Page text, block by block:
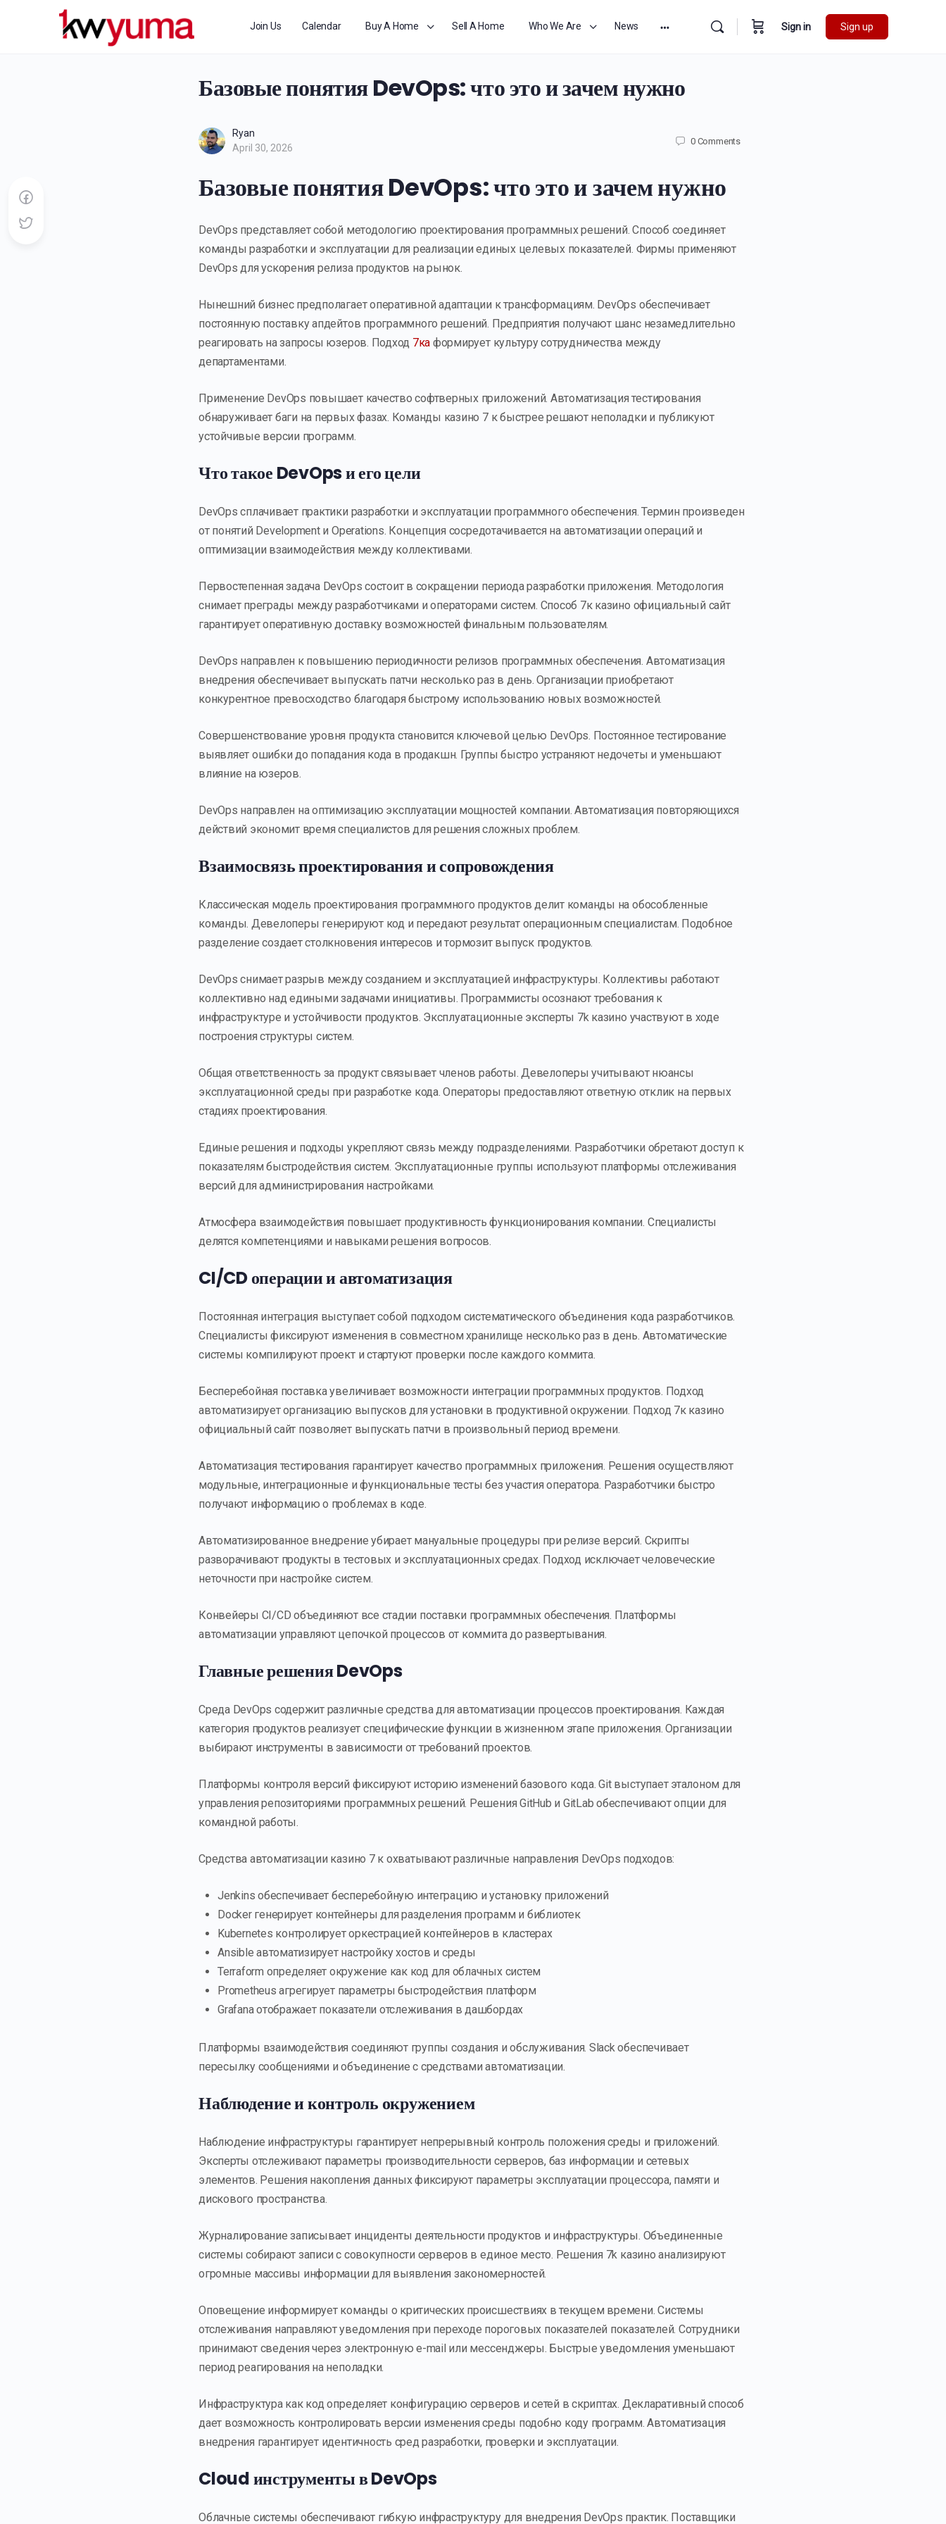
Join Us Calendar Buy A Home Sell A Home Who We Are News Sign in Sign up
Базовые понятия DevOps: что это и зачем нужно
Ryan
April 30, 2026
0 Comments
Базовые понятия DevOps: что это и зачем нужно
DevOps представляет собой методологию проектирования программных решений. Способ соединяет
команды разработки и эксплуатации для реализации единых целевых показателей. Фирмы применяют
DevOps для ускорения релиза продуктов на рынок.
Нынешний бизнес предполагает оперативной адаптации к трансформациям. DevOps обеспечивает
постоянную поставку апдейтов программного решений. Предприятия получают шанс незамедлительно
реагировать на запросы юзеров. Подход 7ка формирует культуру сотрудничества между
департаментами.
Применение DevOps повышает качество софтверных приложений. Автоматизация тестирования
обнаруживает баги на первых фазах. Команды казино 7 к быстрее решают неполадки и публикуют
устойчивые версии программ.
Что такое DevOps и его цели
DevOps сплачивает практики разработки и эксплуатации программного обеспечения. Термин произведен
от понятий Development и Operations. Концепция сосредотачивается на автоматизации операций и
оптимизации взаимодействия между коллективами.
Первостепенная задача DevOps состоит в сокращении периода разработки приложения. Методология
снимает преграды между разработчиками и операторами систем. Способ 7к казино официальный сайт
гарантирует оперативную доставку возможностей финальным пользователям.
DevOps направлен к повышению периодичности релизов программных обеспечения. Автоматизация
внедрения обеспечивает выпускать патчи несколько раз в день. Организации приобретают
конкурентное превосходство благодаря быстрому использованию новых возможностей.
Совершенствование уровня продукта становится ключевой целью DevOps. Постоянное тестирование
выявляет ошибки до попадания кода в продакшн. Группы быстро устраняют недочеты и уменьшают
влияние на юзеров.
DevOps направлен на оптимизацию эксплуатации мощностей компании. Автоматизация повторяющихся
действий экономит время специалистов для решения сложных проблем.
Взаимосвязь проектирования и сопровождения
Классическая модель проектирования программного продуктов делит команды на обособленные
команды. Девелоперы генерируют код и передают результат операционным специалистам. Подобное
разделение создает столкновения интересов и тормозит выпуск продуктов.
DevOps снимает разрыв между созданием и эксплуатацией инфраструктуры. Коллективы работают
коллективно над едиными задачами инициативы. Программисты осознают требования к
инфраструктуре и устойчивости продуктов. Эксплуатационные эксперты 7k казино участвуют в ходе
построения структуры систем.
Общая ответственность за продукт связывает членов работы. Девелоперы учитывают нюансы
эксплуатационной среды при разработке кода. Операторы предоставляют ответную отклик на первых
стадиях проектирования.
Единые решения и подходы укрепляют связь между подразделениями. Разработчики обретают доступ к
показателям быстродействия систем. Эксплуатационные группы используют платформы отслеживания
версий для администрирования настройками.
Атмосфера взаимодействия повышает продуктивность функционирования компании. Специалисты
делятся компетенциями и навыками решения вопросов.
CI/CD операции и автоматизация
Постоянная интеграция выступает собой подходом систематического объединения кода разработчиков.
Специалисты фиксируют изменения в совместном хранилище несколько раз в день. Автоматические
системы компилируют проект и стартуют проверки после каждого коммита.
Бесперебойная поставка увеличивает возможности интеграции программных продуктов. Подход
автоматизирует организацию выпусков для установки в продуктивной окружении. Подход 7к казино
официальный сайт позволяет выпускать патчи в произвольный период времени.
Автоматизация тестирования гарантирует качество программных приложения. Решения осуществляют
модульные, интеграционные и функциональные тесты без участия оператора. Разработчики быстро
получают информацию о проблемах в коде.
Автоматизированное внедрение убирает мануальные процедуры при релизе версий. Скрипты
разворачивают продукты в тестовых и эксплуатационных средах. Подход исключает человеческие
неточности при настройке систем.
Конвейеры CI/CD объединяют все стадии поставки программных обеспечения. Платформы
автоматизации управляют цепочкой процессов от коммита до развертывания.
Главные решения DevOps
Среда DevOps содержит различные средства для автоматизации процессов проектирования. Каждая
категория продуктов реализует специфические функции в жизненном этапе приложения. Организации
выбирают инструменты в зависимости от требований проектов.
Платформы контроля версий фиксируют историю изменений базового кода. Git выступает эталоном для
управления репозиториями программных решений. Решения GitHub и GitLab обеспечивают опции для
командной работы.
Средства автоматизации казино 7 к охватывают различные направления DevOps подходов:
Jenkins обеспечивает бесперебойную интеграцию и установку приложений
Docker генерирует контейнеры для разделения программ и библиотек
Kubernetes контролирует оркестрацией контейнеров в кластерах
Ansible автоматизирует настройку хостов и среды
Terraform определяет окружение как код для облачных систем
Prometheus агрегирует параметры быстродействия платформ
Grafana отображает показатели отслеживания в дашбордах
Платформы взаимодействия соединяют группы создания и обслуживания. Slack обеспечивает
пересылку сообщениями и объединение с средствами автоматизации.
Наблюдение и контроль окружением
Наблюдение инфраструктуры гарантирует непрерывный контроль положения среды и приложений.
Эксперты отслеживают параметры производительности серверов, баз информации и сетевых
элементов. Решения накопления данных фиксируют параметры эксплуатации процессора, памяти и
дискового пространства.
Журналирование записывает инциденты деятельности продуктов и инфраструктуры. Объединенные
системы собирают записи с совокупности серверов в единое место. Решения 7k казино анализируют
огромные массивы информации для выявления закономерностей.
Оповещение информирует команды о критических происшествиях в текущем времени. Системы
отслеживания направляют уведомления при переходе пороговых показателей показателей. Сотрудники
принимают сведения через электронную e-mail или мессенджеры. Быстрые уведомления уменьшают
период реагирования на неполадки.
Инфраструктура как код определяет конфигурацию серверов и сетей в скриптах. Декларативный способ
дает возможность контролировать версии изменения среды подобно коду программ. Автоматизация
внедрения гарантирует идентичность сред разработки, проверки и эксплуатации.
Cloud инструменты в DevOps
Облачные системы обеспечивают гибкую инфраструктуру для внедрения DevOps практик. Поставщики